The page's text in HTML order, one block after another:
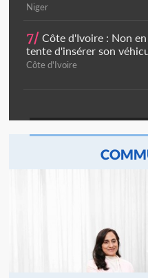
Niger
7/ Côte d'Ivoire : Non
tente d'insérer son
Côte d'Ivoire